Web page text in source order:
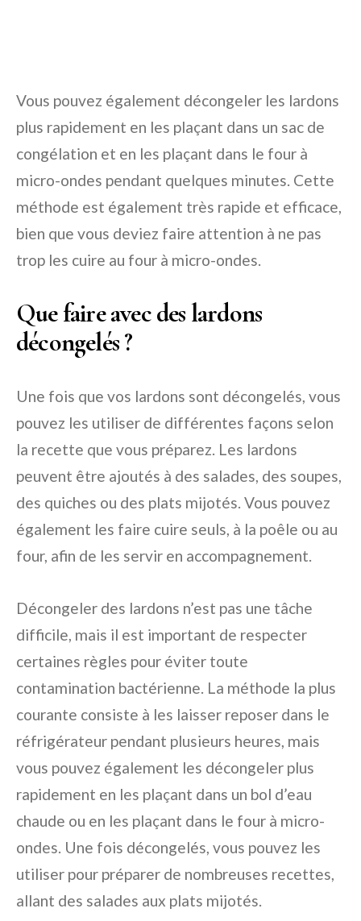
Vous pouvez également décongeler les lardons
plus rapidement en les plaçant dans un sac de
congélation et en les plaçant dans le four à
micro-ondes pendant quelques minutes. Cette
méthode est également très rapide et efficace,
bien que vous deviez faire attention à ne pas
trop les cuire au four à micro-ondes.
Que faire avec des lardons
décongelés ?
Une fois que vos lardons sont décongelés, vous
pouvez les utiliser de différentes façons selon
la recette que vous préparez. Les lardons
peuvent être ajoutés à des salades, des soupes,
des quiches ou des plats mijotés. Vous pouvez
également les faire cuire seuls, à la poêle ou au
four, afin de les servir en accompagnement.
Décongeler des lardons n’est pas une tâche
difficile, mais il est important de respecter
certaines règles pour éviter toute
contamination bactérienne. La méthode la plus
courante consiste à les laisser reposer dans le
réfrigérateur pendant plusieurs heures, mais
vous pouvez également les décongeler plus
rapidement en les plaçant dans un bol d’eau
chaude ou en les plaçant dans le four à micro-
ondes. Une fois décongelés, vous pouvez les
utiliser pour préparer de nombreuses recettes,
allant des salades aux plats mijotés.